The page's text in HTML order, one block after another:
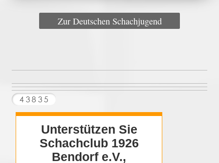
Zur Deutschen Schachjugend